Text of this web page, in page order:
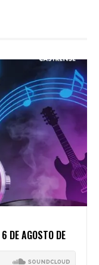
DE AGOSTO DE